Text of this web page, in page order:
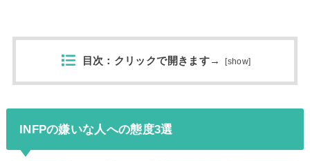
目次：クリックで開きます→ [show]
INFPの嫌いな人への態度3選